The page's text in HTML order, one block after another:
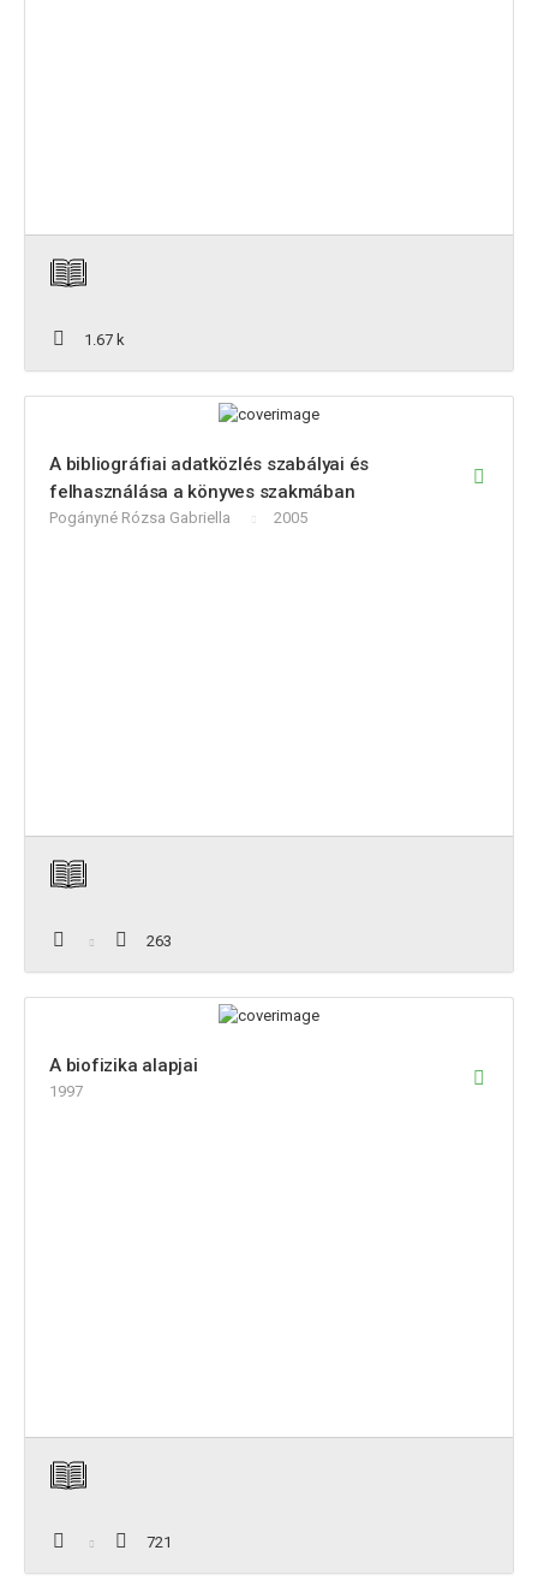
1.67 k
A bibliográfiai adatközlés szabályai és
felhasználása a könyves szakmában
Pogányné Rózsa Gabriella 2005
263
A biofizika alapjai
1997
721